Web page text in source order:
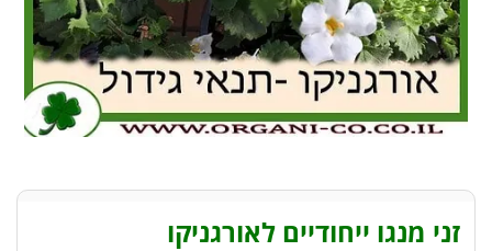
זני מנגו ייחודיים לאורגניקו